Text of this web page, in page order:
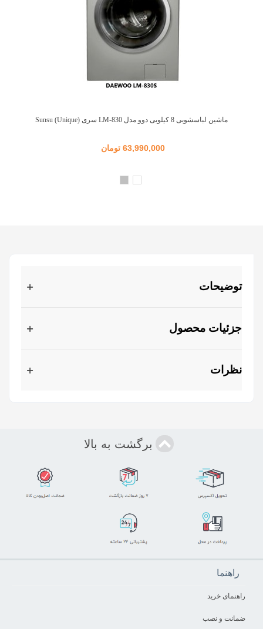
ماشین لباسشویی 8 کیلویی دوو مدل LM-830 سری Sunsu (Unique)
63,990,000 تومان
توضیحات
جزئیات محصول
نظرات
برگشت به بالا
راهنما
راهنمای خرید
ضمانت و نصب